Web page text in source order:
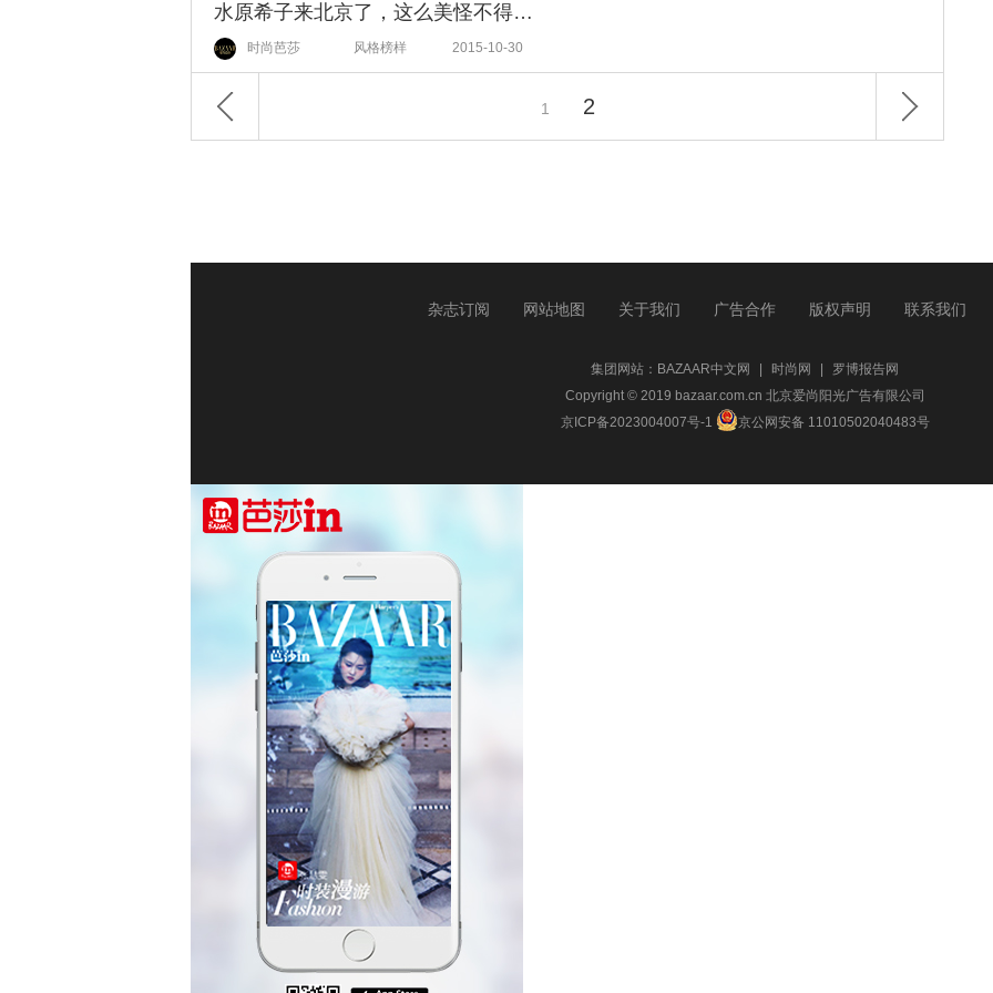
水原希子来北京了，这么美怪不得王菲女儿都爱她！
时尚芭莎 风格榜样 2015-10-30
1 2
杂志订阅 网站地图 关于我们 广告合作 版权声明 联系我们
集团网站： BAZAAR中文网 时尚网
罗博报告网
Copyright © 2019 bazaar.com.cn 北京爱尚阳光广告有限公司
京ICP备2023004007号-1
京公网安备 11010502040483号